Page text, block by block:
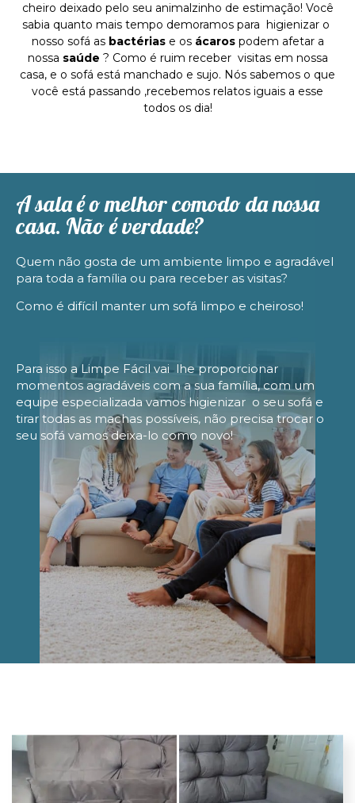
cheiro deixado pelo seu animalzinho de estimação! Você
sabia quanto mais tempo demoramos para higienizar o
nosso sofá as bactériase os ácarospodem afetar a
nossa saúde ? Como é ruim receber visitas em nossa
casa, e o sofá está manchado e sujo. Nós sabemos o que
você está passando ,recebemos relatos iguais a esse
todos os dia!
A sala é o melhor comodo da nossa
casa. Não é verdade?
Quem não gosta de um ambiente limpo e agradável
para toda a família ou para receber as visitas?
Como é difícil manter um sofá limpo e cheiroso!
Para isso a Limpe Fácil vai lhe proporcionar
momentos agradáveis com a sua família, com um
equipe especializada vamos higienizar o seu sofá e
tirar todas as machas possíveis, não precisa trocar o
seu sofá vamos deixa-lo como novo!